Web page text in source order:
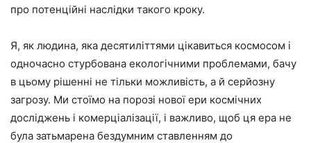
про потенційні наслідки такого кроку.
Я, як людина, яка десятиліттями цікавиться космосом і
одночасно стурбована екологічними проблемами, бачу
в цьому рішенні не тільки можливість, а й серйозну
загрозу. Ми стоїмо на порозі нової ери космічних
досліджень і комерціалізації, і важливо, щоб ця ера не
була затьмарена бездумним ставленням до